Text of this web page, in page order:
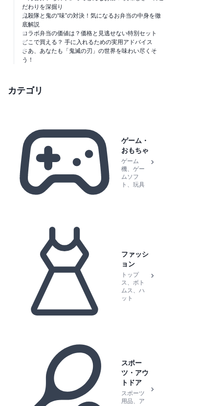
だわりを深掘り
鬼殺隊と鬼の“味”の対決！気になるお弁当の中身を徹
底解説
コラボ弁当の価値は？価格と見逃せない特別セット
どこで買える？ 手に入れるための実用アドバイス
さあ、あなたも「鬼滅の刃」の世界を味わい尽くそ
う！
カテゴリ
ゲーム・
おもちゃ
ゲーム
機、ゲー
ムソフ
ト、玩具
ファッシ
ョン
トップ
ス、ボト
ムス、ハ
ット
スポー
ツ・アウ
トドア
スポーツ
用品、ア